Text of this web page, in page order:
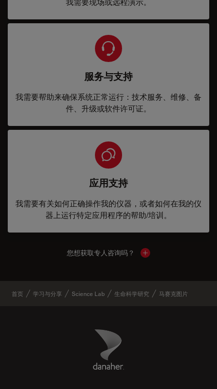
服务与支持
我需要帮助来确保系统正常运行：技术服务、维修、备
件、升级或软件许可证。
应用支持
我需要有关如何正确操作我的仪器，或者如何在我的仪
器上运行特定应用程序的帮助/培训。
您想获取专人咨询吗？ Show local contacts
首页 学习与分享 Science Lab 生命科学研究 马赛克图片
Danaher Logo